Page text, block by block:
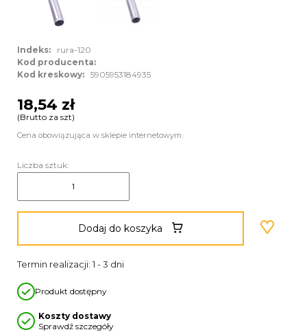
Indeks:
rura-120
Kod producenta:
Kod kreskowy: 5905953184935
18,54 zł
(Brutto za szt)
Cena obowiązująca w sklepie internetowym.
Liczba sztuk:
Dodaj do koszyka
Termin realizacji: 1 - 3 dni
Produkt dostępny
Koszty dostawy
Sprawdź szczegóły